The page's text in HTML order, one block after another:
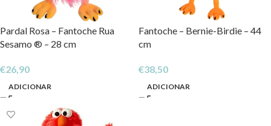
Pardal Rosa – Fantoche Rua
Sesamo ® – 28 cm
€26,90
ADICIONAR
Fantoche – Bernie-Birdie – 44
cm
€38,50
ADICIONAR